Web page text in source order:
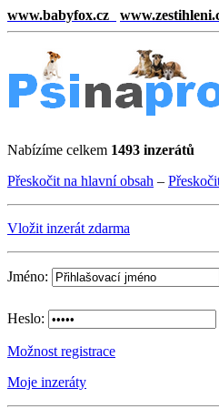
www.babyfox.cz
Nabízíme celkem 1493 inzerátů
Přeskočit na hlavní obsah –
Vložit inzerát zdarma
Jméno:
Heslo:
Možnost registrace
Moje inzeráty